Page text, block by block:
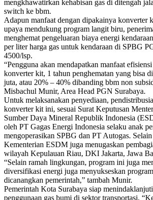
mengkhawatirkan kehabisan gas di ditengah
switch ke bbm.
Adapun manfaat dengan dipakainya konverter
upaya mendukung program langit biru,
menghemat pengeluaran biaya energi
per liter harga gas untuk kendaraan di SPBG
4500/lsp.
“Pengguna akan mendapatkan manfaat
konverter kit, 1 tahun penghematan yang bisa
juta, atau 20% – 40% dibanding bbm non
Misbachul Munir, Area Head PGN Surabaya.
Untuk melaksanakan penyediaan,
konverter kit ini, sesuai Surat Keputusan
Sumber Daya Mineral Republik Indonesia
oleh PT Gagas Energi Indonesia selaku anak
mengoperasikan SPBG dan PT Autogas.
Kementerian ESDM juga menugaskan
wilayah Kepulauan Riau, DKI Jakarta, Jawa
“Selain ramah lingkungan, program ini juga
diversifikasi energi juga menyukseskan
dicanangkan pemerintah,” tambah Munir.
Pemerintah Kota Surabaya siap
penggunaan gas bumi di sektor transportasi.